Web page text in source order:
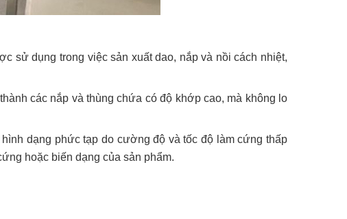
sử dụng trong việc sản xuất dao, nắp và nồi cách nhiệt,
các nắp và thùng chứa có độ khớp cao, mà không lo
dạng phức tạp do cường độ và tốc độ làm cứng thấp
hoặc biến dạng của sản phẩm.